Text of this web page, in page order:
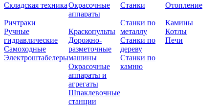
Складская техника
Ричтраки
Ручные
гидравлические
Самоходные
Электроштабелеры
Окрасочные
аппараты
Краскопульты
Дорожно-
разметочные
машины
Окрасочные
аппараты и
агрегаты
Шпаклевочные
станции
Станки
Станки по
металлу
Станки по
дереву
Станки по
камню
Отопление
Камины
Котлы
Печи